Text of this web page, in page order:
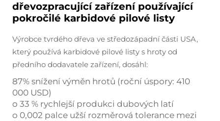
dřevozpracující zařízení používající
pokročilé karbidové pilové listy
Výrobce tvrdého dřeva ve středozápadní části USA,
který používá karbidové pilové listy s hroty od
předního dodavatele zařízení, dosáhl:
87% snížení výměn hrotů (roční úspory: 410
000 USD)
o 33 % rychlejší produkci dubových latí
o 0,002 palce užší rozměrová tolerance mezi